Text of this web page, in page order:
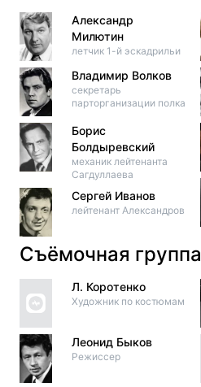
Александр
Милютин
летчик 1-й эскадрильи
Владимир Волков
секретарь
парторганизации полка
Борис
Болдыревский
механик лейтенанта
Сагдуллаева
Сергей Иванов
лейтенант Александров
Съёмочная группа
Л. Коротенко
Художник по костюмам
Леонид Быков
Режиссер